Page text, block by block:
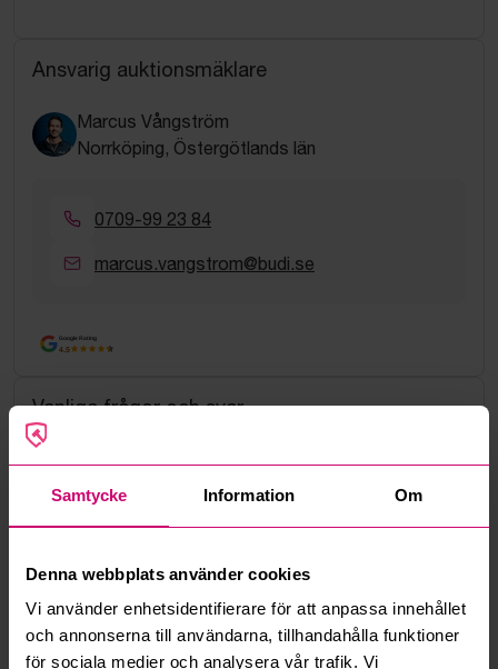
Samtycke Information Om
Denna webbplats använder cookies
Vi använder enhetsidentifierare för att anpassa innehållet
och annonserna till användarna, tillhandahålla funktioner
för sociala medier och analysera vår trafik. Vi
Ansvarig auktionsmäklare
Marcus Vångström
Norrköping, Östergötlands län
0709-99 23 84
marcus.vangstrom@budi.se
Google Rating
4.5
Vanliga frågor och svar
Hur fungerar manuella bud?
Vad innebär serviceavgift?
Vad är ett reservationspris?
Hur fungerar maxbud?